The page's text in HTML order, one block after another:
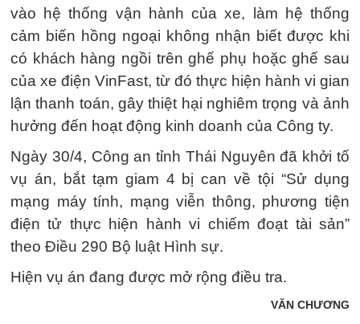
vào hệ thống vận hành của xe, làm hệ thống
cảm biến hồng ngoại không nhận biết được khi
có khách hàng ngồi trên ghế phụ hoặc ghế sau
của xe điện VinFast, từ đó thực hiện hành vi gian
lận thanh toán, gây thiệt hại nghiêm trọng và ảnh
hưởng đến hoạt động kinh doanh của Công ty.
Ngày 30/4, Công an tỉnh Thái Nguyên đã khởi tố
vụ án, bắt tạm giam 4 bị can về tội “Sử dụng
mạng máy tính, mạng viễn thông, phương tiện
điện tử thực hiện hành vi chiếm đoạt tài sản”
theo Điều 290 Bộ luật Hình sự.
Hiện vụ án đang được mở rộng điều tra.
VĂN CHƯƠNG